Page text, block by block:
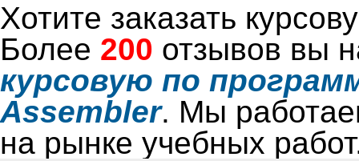
Хотите заказать
Более 200 отзывов вы
курсовую по
Assembler. Мы
на рынке учебных